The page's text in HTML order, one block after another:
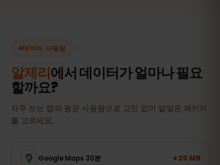
데이터 사용량
알제리에서 데이터가 얼마나 필요
할까요?
자주 쓰는 앱의 평균 사용량으로 고민 없이 알맞은 패키지
를 고르세요.
Google Maps 30분 ± 20 MB